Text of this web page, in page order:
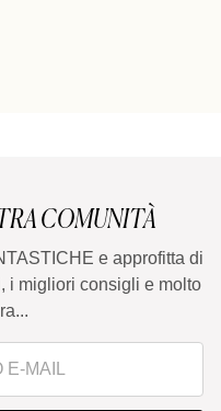
dopo il ciclo
cheratina o
COMUNITÀ
e approfitta di
i migliori consigli e molto